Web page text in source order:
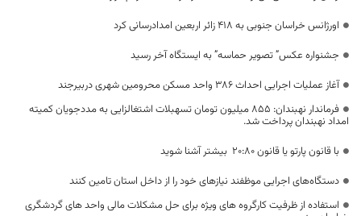
اورژانس خراسان جنوبی به ۴۱۸ زائر اربعین امدادرسانی کرد
جشنواره عکس” تصویر حماسه” به ایستگاه آخر رسید
آغاز عملیات اجرایی احداث ۳۸۶ واحد مسکن محرومین شهری دربیرجند
فرماندار نهبندان: ۸۵۵ میلیون تومان تسهبلات اشتغالزایی به مددجویان کمیته
امداد نهبندان پرداخت شد.
با قانون پارتو یا قانون 20:80 بیشتر آشنا شوید
دستگاه‌های اجرایی موظفند نیازهای خود را از داخل استان تامین کنند
استفاده از ظرفیت کارگروه های ویژه برای حل مشکلات مالی واحد های گردشگری